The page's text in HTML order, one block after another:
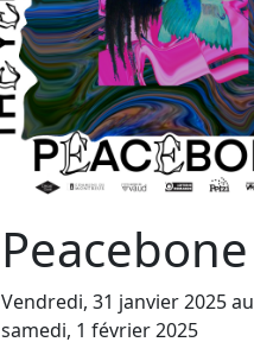
Peacebone
Vendredi, 31 janvier 2025 au
samedi, 1 février 2025